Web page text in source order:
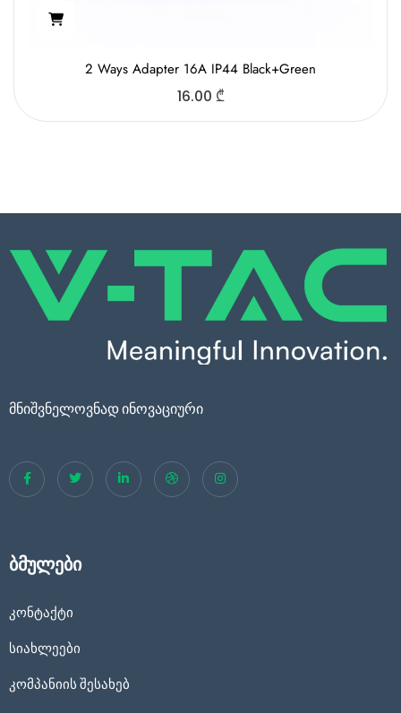
2 Ways Adapter 16A IP44 Black+Green
16.00 ₾
მნიშვნელოვნად ინოვაციური
ბმულები
კონტაქტი
სიახლეები
კომპანიის შესახებ